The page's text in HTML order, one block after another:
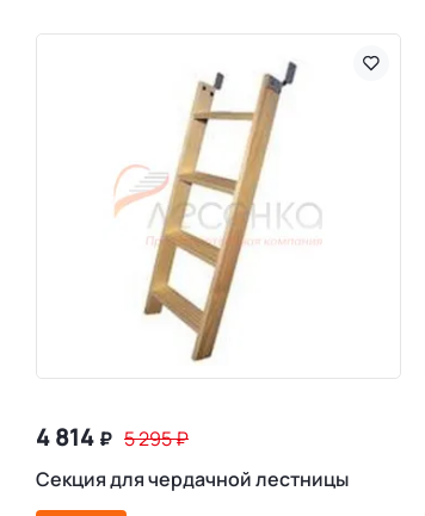
4 814 ₽ 5 295₽
Секция для чердачной лестницы